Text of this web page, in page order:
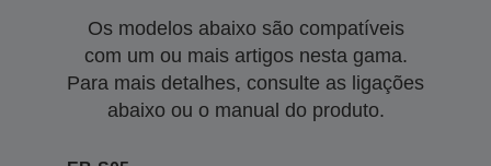
Os modelos abaixo são compatíveis
com um ou mais artigos nesta gama.
Para mais detalhes, consulte as ligações
abaixo ou o manual do produto.